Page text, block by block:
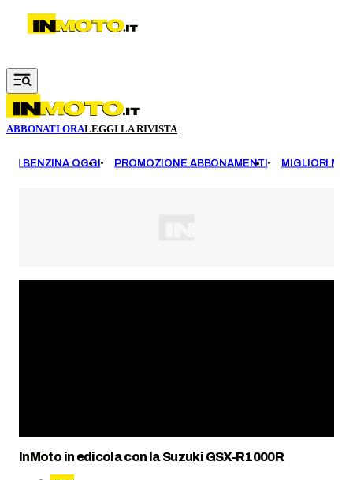
Vai al contenuto principale
ABBONATI ORALEGGI LA RIVISTA
BENZINA OGGI PROMOZIONE ABBONAMENTI MIGLIORI
InMoto in edicola con la Suzuki GSX-R1000R